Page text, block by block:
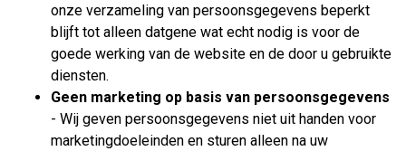
onze verzameling van persoonsgegevens beperkt
blijft tot alleen datgene wat echt nodig is voor de
goede werking van de website en de door u gebruikte
diensten.
Geen marketing op basis van persoonsgegevens
- Wij geven persoonsgegevens niet uit handen voor
marketingdoeleinden en sturen alleen na uw